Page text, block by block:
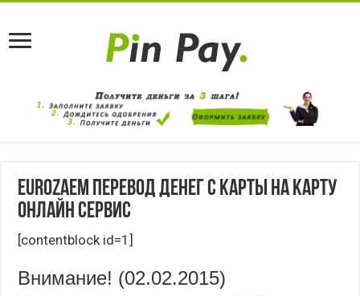
Eurozaem перевод денег с карты на карту
онлайн сервис
[contentblock id=1]
Внимание! (02.02.2015)